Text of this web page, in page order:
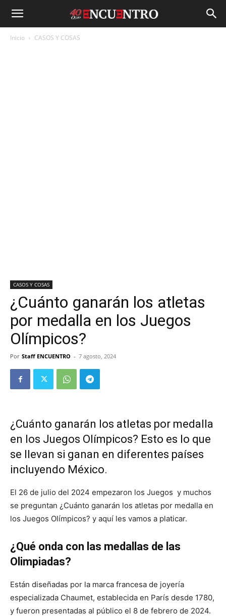
Inicio CASOS Y COSAS
CASOS Y COSAS
¿Cuánto ganarán los atletas
por medalla en los Juegos
Olímpicos?
Por Staff ENCUENTRO - 7 agosto, 2024
¿Cuánto ganarán los atletas por medalla
en los Juegos Olímpicos? Esto es lo que
se llevan si ganan en diferentes países
incluyendo México.
El 26 de julio del 2024 empezaron los Juegos y muchos
se preguntan ¿Cuánto ganarán los atletas por medalla en
los Juegos Olímpicos? y aquí les vamos a platicar.
¿Qué onda con las medallas de las
Olimpiadas?
Están diseñadas por la marca francesa de joyería
especializada Chaumet, establecida en París desde 1780,
y fueron presentadas al público el 8 de febrero de 2024.